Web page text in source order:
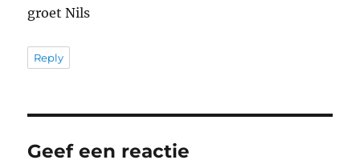
groet Nils
Reply
Geef een reactie